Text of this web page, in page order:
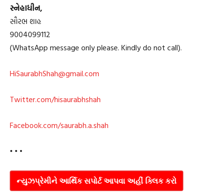
સ્નેહાધીન,
સૌરભ શાહ
9004099112
(WhatsApp message only please. Kindly do not call).
HiSaurabhShah@gmail.com
Twitter.com/hisaurabhshah
Facebook.com/saurabh.a.shah
• • •
ન્યુઝપ્રેમીને આર્થિક સપોર્ટ આપવા અહીં ક્લિક કરો